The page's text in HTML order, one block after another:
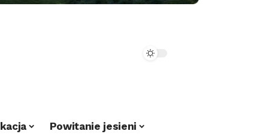
Powitanie jesieni